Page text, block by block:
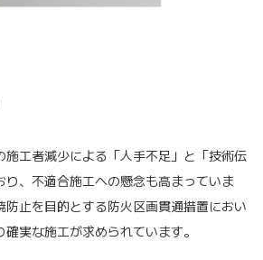
施工者減少による「人手不足」と「技術伝
、不適合施工への懸念も高まっていま
止を目的とする防火区画貫通措置におい
実な施工が求められています。